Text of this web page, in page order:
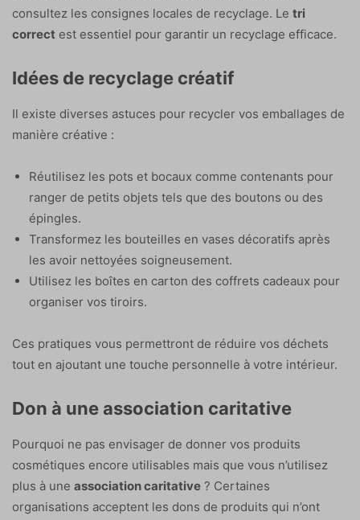
consultez les consignes locales de recyclage. Le tri
correct est essentiel pour garantir un recyclage efficace.
Idées de recyclage créatif
Il existe diverses astuces pour recycler vos emballages de
manière créative :
Réutilisez les pots et bocaux comme contenants pour
ranger de petits objets tels que des boutons ou des
épingles.
Transformez les bouteilles en vases décoratifs après
les avoir nettoyées soigneusement.
Utilisez les boîtes en carton des coffrets cadeaux pour
organiser vos tiroirs.
Ces pratiques vous permettront de réduire vos déchets
tout en ajoutant une touche personnelle à votre intérieur.
Don à une association caritative
Pourquoi ne pas envisager de donner vos produits
cosmétiques encore utilisables mais que vous n’utilisez
plus à une association caritative ? Certaines
organisations acceptent les dons de produits qui n’ont